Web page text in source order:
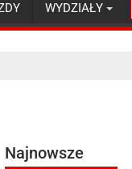
WYDZIAŁY
Najnowsze